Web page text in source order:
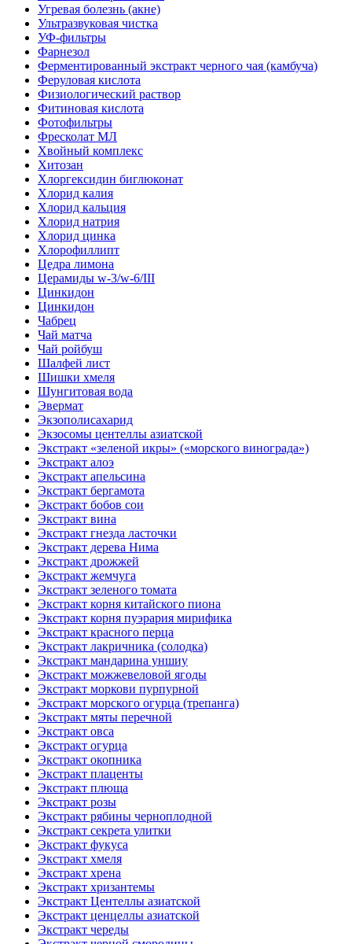
Угревая болезнь (акне)
Ультразвуковая чистка
УФ-фильтры
Фарнезол
Ферментированный экстракт черного чая (камбуча)
Феруловая кислота
Физиологический раствор
Фитиновая кислота
Фотофильтры
Фресколат МЛ
Хвойный комплекс
Хитозан
Хлоргексидин биглюконат
Хлорид калия
Хлорид кальция
Хлорид натрия
Хлорид цинка
Хлорофиллипт
Цедра лимона
Церамиды w-3/w-6/III
Цинкидон
Цинкидон
Чабрец
Чай матча
Чай ройбуш
Шалфей лист
Шишки хмеля
Шунгитовая вода
Эвермат
Экзополисахарид
Экзосомы центеллы азиатской
Экстракт «зеленой икры» («морского винограда»)
Экстракт алоэ
Экстракт апельсина
Экстракт бергамота
Экстракт бобов сои
Экстракт вина
Экстракт гнезда ласточки
Экстракт дерева Нима
Экстракт дрожжей
Экстракт жемчуга
Экстракт зеленого томата
Экстракт корня китайского пиона
Экстракт корня пуэрария мирифика
Экстракт красного перца
Экстракт лакричника (солодка)
Экстракт мандарина уншиу
Экстракт можжевеловой ягоды
Экстракт моркови пурпурной
Экстракт морского огурца (трепанга)
Экстракт мяты перечной
Экстракт овса
Экстракт огурца
Экстракт окопника
Экстракт плаценты
Экстракт плюща
Экстракт розы
Экстракт рябины черноплодной
Экстракт секрета улитки
Экстракт фукуса
Экстракт хмеля
Экстракт хрена
Экстракт хризантемы
Экстракт Центеллы азиатской
Экстракт ценцеллы азиатской
Экстракт череды